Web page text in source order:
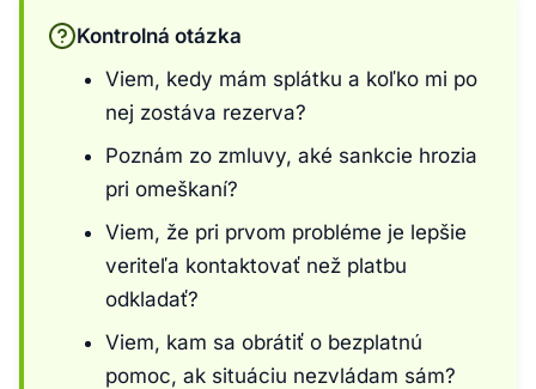
Kontrolná otázka
Viem, kedy mám splátku a koľko mi po
nej zostáva rezerva?
Poznám zo zmluvy, aké sankcie hrozia
pri omeškaní?
Viem, že pri prvom probléme je lepšie
veriteľa kontaktovať než platbu
odkladať?
Viem, kam sa obrátiť o bezplatnú
pomoc, ak situáciu nezvládam sám?